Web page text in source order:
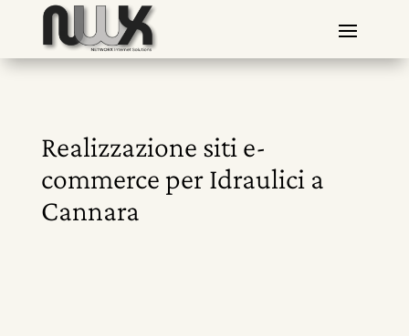
Realizzazione siti e-
commerce per Idraulici a
Cannara